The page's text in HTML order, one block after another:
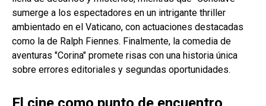
sumerge a los espectadores en un intrigante thriller
ambientado en el Vaticano, con actuaciones destacadas
como la de Ralph Fiennes. Finalmente, la comedia de
aventuras "Corina" promete risas con una historia única
sobre errores editoriales y segundas oportunidades.